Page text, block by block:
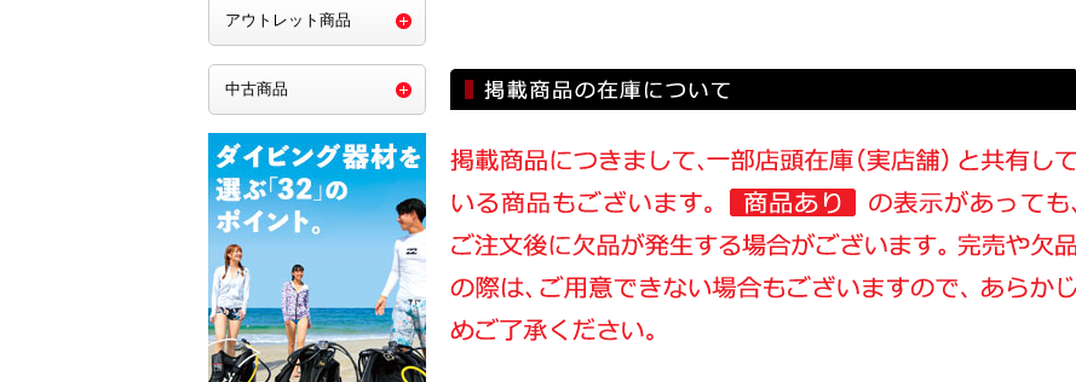
アウトレット商品
中古商品